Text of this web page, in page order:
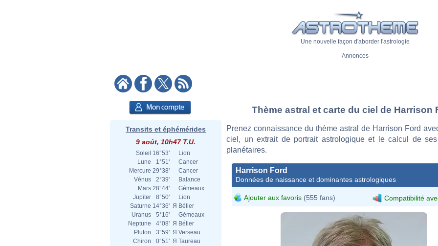
Une nouvelle façon d'aborder l'astrologie
Annonces
Transits et éphémérides
9 août, 10h47 T.U.
Soleil 16°53'
Lion
Lune
1°51'
Cancer
Mercure 29°38'
Cancer
Vénus
2°39'
Balance
Mars 28°44'
Gémeaux
Jupiter
8°50'
Lion
Saturne 14°36' Я Bélier
Uranus
5°16'
Gémeaux
Neptune
4°08' Я Bélier
Pluton
3°59' Я Verseau
Chiron
0°51' Я Taureau
Thème astral et carte du ciel de Harrison
Prenez connaissance du thème astral de Harrison Ford
ciel, un extrait de portrait astrologique et le calcul de
planétaires.
Harrison Ford
Données de naissance et dominantes astrologiques
Ajouter aux favoris (555 fans) Compatibilité